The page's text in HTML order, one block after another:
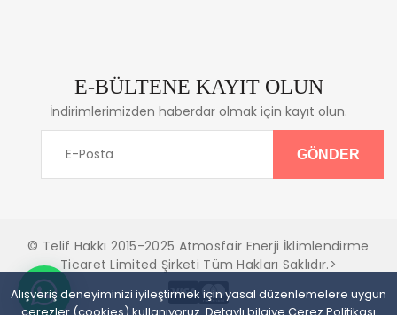
Alışveriş deneyiminizi iyileştirmek için yasal düzenlemelere uygun
E-BÜLTENE KAYIT OLUN
İndirimlerimizden haberdar olmak için kayıt olun.
© Telif Hakkı 2015-2025 Atmosfair Enerji İklimlendirme
Ticaret Limited Şirketi Tüm Hakları Saklıdır.>